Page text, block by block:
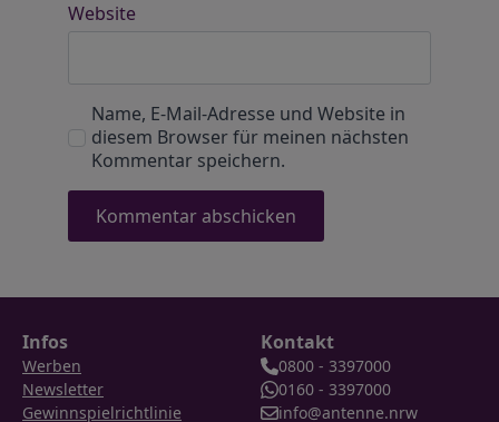
Website
Name, E-Mail-Adresse und Website in
diesem Browser für meinen nächsten
Kommentar speichern.
Infos
Werben
Newsletter
Gewinnspielrichtlinie
Kontakt
0800 - 3397000
0160 - 3397000
info@antenne.nrw